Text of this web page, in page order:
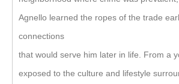
Agnello learned the ropes of the trade
connections
that would serve him later in life. From a
exposed to the culture and lifestyle